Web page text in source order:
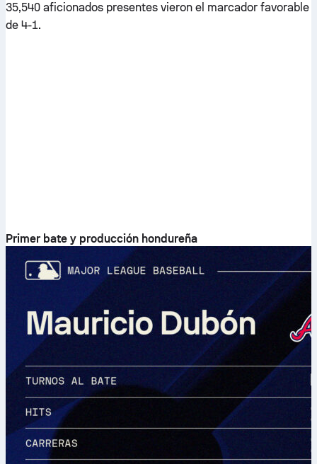
35,540 aficionados presentes vieron el marcador favorable
de 4-1.
Primer bate y producción hondureña